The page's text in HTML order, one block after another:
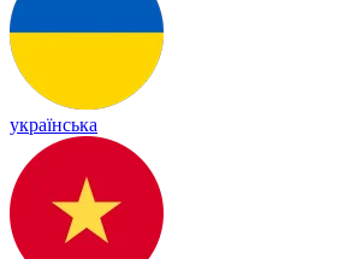
українська